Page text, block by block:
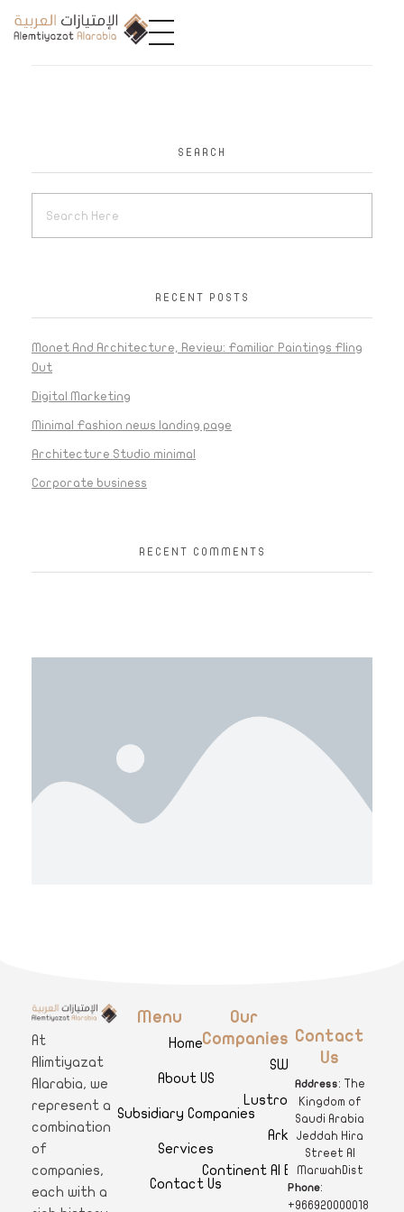
SEARCH
RECENT POSTS
Monet And Architecture, Review: Familiar Paintings Fling
Out
Digital Marketing
Minimal Fashion news landing page
Architecture Studio minimal
Corporate business
RECENT COMMENTS
A
limtiyazat Alarabia
At
Alimtiyazat
Alarabia, we
represent a
combination
of
companies,
each with a
Menu
Home
About US
Subsidiary Companies
Services
Contact Us
Our
Companies
SWAR
Lustro Clinics
Arkan
Continent Al Ertiqaa Hotel
Contact
Us
Address: The
Kingdom of
Saudi Arabia
Jeddah Hira
Street Al
MarwahDist
Phone:
+966920000018